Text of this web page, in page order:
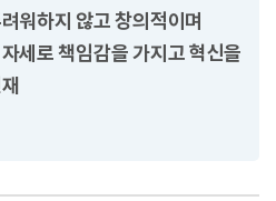
워하지 않고 창의적이며
세로 책임감을 가지고 혁신을